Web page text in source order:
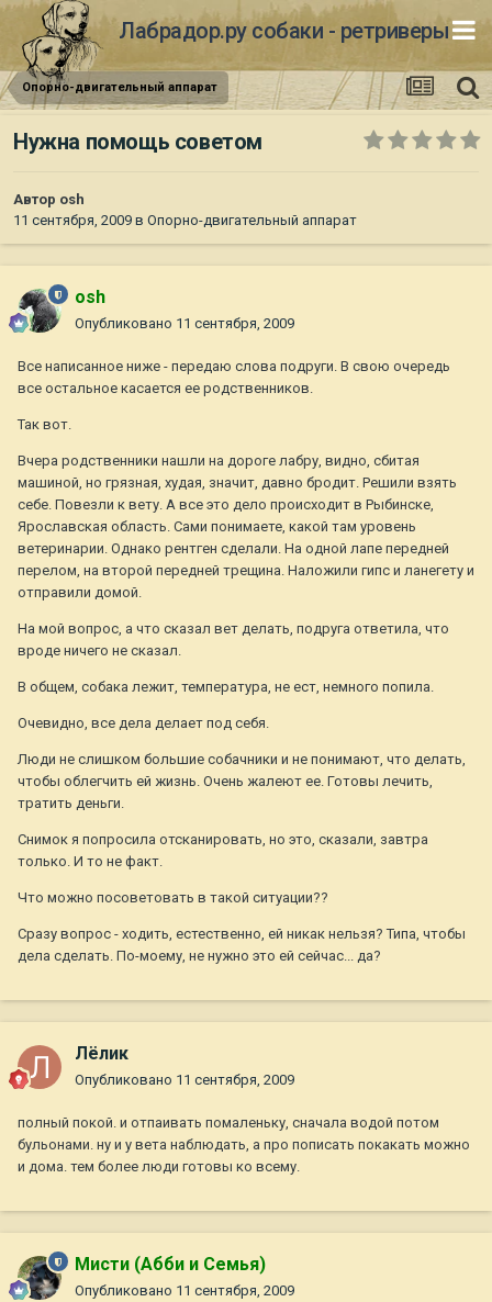
Лабрадор.ру собаки - ретриверы
Опорно-двигательный аппарат
Нужна помощь советом
Автор osh
11 сентября, 2009 в Опорно-двигательный аппарат
osh
Опубликовано 11 сентября, 2009
Все написанное ниже - передаю слова подруги. В свою очередь
все остальное касается ее родственников.
Так вот.
Вчера родственники нашли на дороге лабру, видно, сбитая
машиной, но грязная, худая, значит, давно бродит. Решили взять
себе. Повезли к вету. А все это дело происходит в Рыбинске,
Ярославская область. Сами понимаете, какой там уровень
ветеринарии. Однако рентген сделали. На одной лапе передней
перелом, на второй передней трещина. Наложили гипс и ланегету и
отправили домой.
На мой вопрос, а что сказал вет делать, подруга ответила, что
вроде ничего не сказал.
В общем, собака лежит, температура, не ест, немного попила.
Очевидно, все дела делает под себя.
Люди не слишком большие собачники и не понимают, что делать,
чтобы облегчить ей жизнь. Очень жалеют ее. Готовы лечить,
тратить деньги.
Снимок я попросила отсканировать, но это, сказали, завтра
только. И то не факт.
Что можно посоветовать в такой ситуации??
Сразу вопрос - ходить, естественно, ей никак нельзя? Типа, чтобы
дела сделать. По-моему, не нужно это ей сейчас... да?
Лёлик
Опубликовано 11 сентября, 2009
полный покой. и отпаивать помаленьку, сначала водой потом
бульонами. ну и у вета наблюдать, а про пописать покакать можно
и дома. тем более люди готовы ко всему.
Мисти (Абби и Семья)
Опубликовано 11 сентября, 2009